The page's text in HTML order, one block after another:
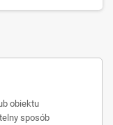
obiektu
sposób